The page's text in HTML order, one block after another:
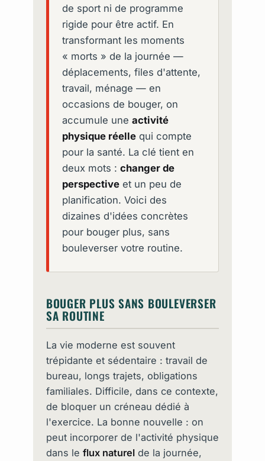
de sport ni de programme
rigide pour être actif. En
transformant les moments
« morts » de la journée —
déplacements, files d'attente,
travail, ménage — en
occasions de bouger, on
accumule une activité
physique réellequi compte
pour la santé. La clé tient en
deux mots : changer de
perspectiveet un peu de
planification. Voici des
dizaines d'idées concrètes
pour bouger plus, sans
bouleverser votre routine.
BOUGER PLUS SANS BOULEVERSER
SA ROUTINE
La vie moderne est souvent
trépidante et sédentaire : travail de
bureau, longs trajets, obligations
familiales. Difficile, dans ce contexte,
de bloquer un créneau dédié à
l'exercice. La bonne nouvelle : on
peut incorporer de l'activité physique
dans le flux naturelde la journée,